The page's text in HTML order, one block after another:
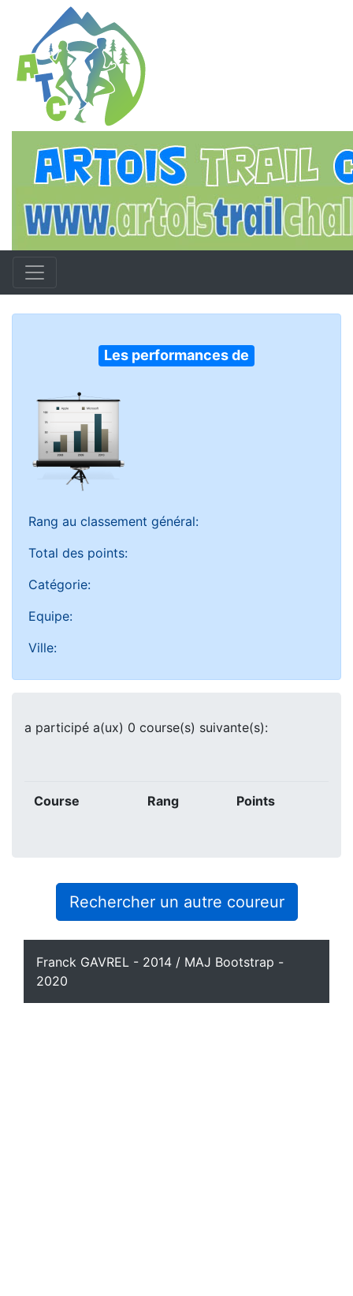
Les performances de
Rang au classement général:
Total des points:
Catégorie:
Equipe:
Ville:
a participé a(ux) 0 course(s) suivante(s):
Course Rang Points
Rechercher un autre coureur
Franck GAVREL - 2014 / MAJ Bootstrap -
2020